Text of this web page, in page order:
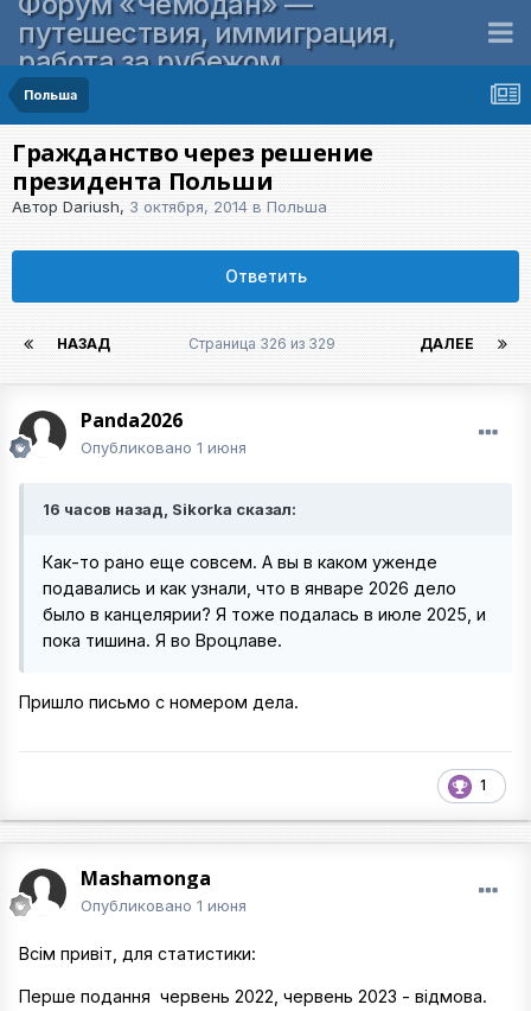
путешествия, иммиграция,
работа за рубежом
Польша
Гражданство через решение
президента Польши
Автор Dariush, 3 октября, 2014 в Польша
Ответить
НАЗАД ДАЛЕЕ
Страница 326 из 329
Panda2026
Опубликовано 1 июня
16 часов назад, Sikorka сказал:
Как-то рано еще совсем. А вы в каком уженде
подавались и как узнали, что в январе 2026 дело
было в канцелярии? Я тоже подалась в июле 2025, и
пока тишина. Я во Вроцлаве.
Пришло письмо с номером дела.
1
Mashamonga
Опубликовано 1 июня
Всім привіт, для статистики:
Перше подання червень 2022, червень 2023 - відмова.